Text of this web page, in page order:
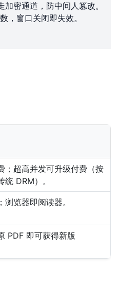
加密通道，防中间人篡改。
，窗口关闭即失效。
；超高并发可升级付费（按
DRM）。
览器即阅读器。
PDF 即可获得新版